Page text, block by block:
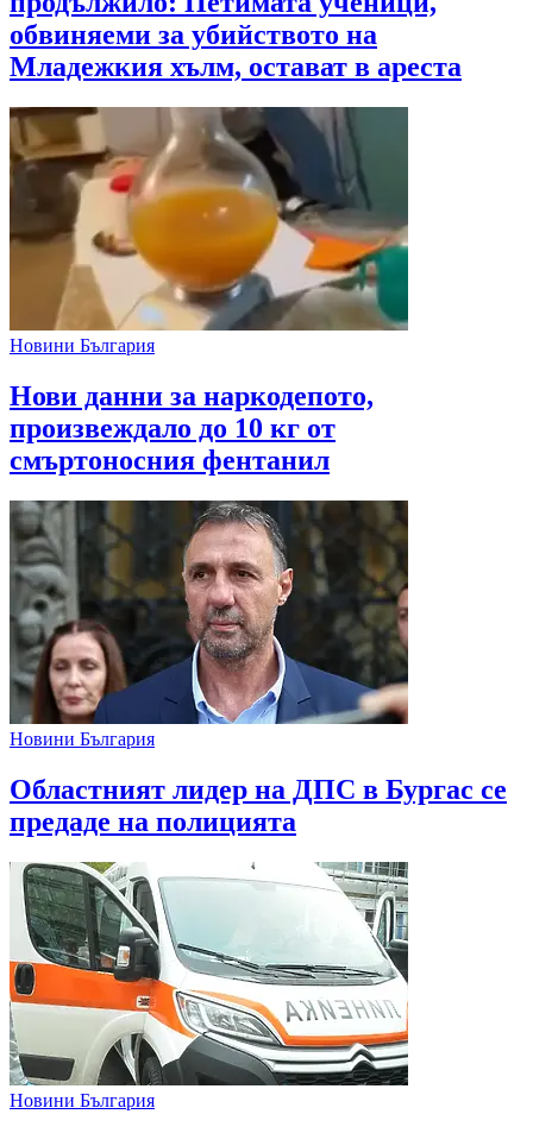
обвиняеми за убийството на
Младежкия хълм, остават в ареста
Новини България
Нови данни за наркодепото,
произвеждало до 10 кг от
смъртоносния фентанил
Новини България
Областният лидер на ДПС в Бургас се
предаде на полицията
Новини България